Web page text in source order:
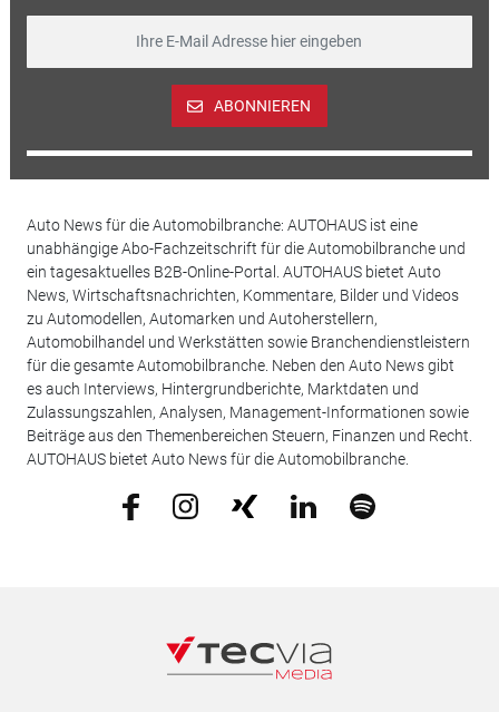
ABONNIEREN
Auto News für die Automobilbranche: AUTOHAUS ist eine
unabhängige Abo-Fachzeitschrift für die Automobilbranche und
ein tagesaktuelles B2B-Online-Portal. AUTOHAUS bietet Auto
News, Wirtschaftsnachrichten, Kommentare, Bilder und Videos
zu Automodellen, Automarken und Autoherstellern,
Automobilhandel und Werkstätten sowie Branchendienstleistern
für die gesamte Automobilbranche. Neben den Auto News gibt
es auch Interviews, Hintergrundberichte, Marktdaten und
Zulassungszahlen, Analysen, Management-Informationen sowie
Beiträge aus den Themenbereichen Steuern, Finanzen und Recht.
AUTOHAUS bietet Auto News für die Automobilbranche.